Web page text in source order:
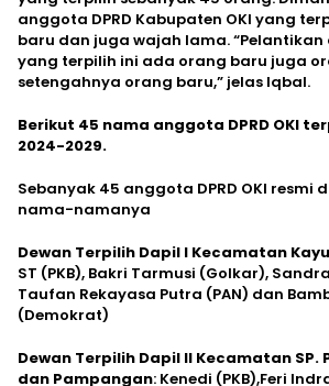
anggota DPRD Kabupaten OKI yang
baru dan juga wajah lama. “Pelantikan
yang terpilih ini ada orang baru juga
setengahnya orang baru,” jelas Iqbal.
Berikut 45 nama anggota DPRD OKI
2024-2029.
Sebanyak 45 anggota DPRD OKI resmi
nama-namanya
Dewan Terpilih Dapil I Kecamatan
ST (PKB), Bakri Tarmusi (Golkar),
Taufan Rekayasa Putra (PAN) dan
(Demokrat)
Dewan Terpilih Dapil II Kecamatan SP.
dan Pampangan: Kenedi (PKB),Feri